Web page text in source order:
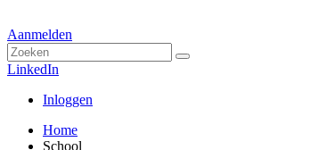
Aanmelden
LinkedIn
Inloggen
Home
School